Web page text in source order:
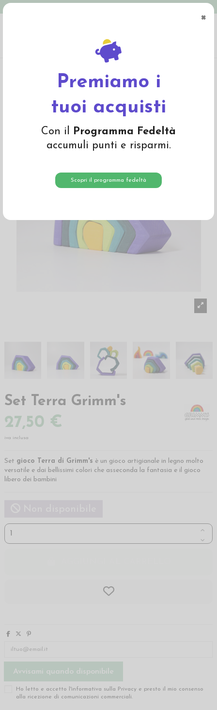
×
Premiamo i
tuoi acquisti
Con il Programma Fedeltà
accumuli punti e risparmi.
Scopri il programma fedeltà
Set Terra Grimm's
27,50 €
iva inclusa
Set gioco Terra di Grimm's è un gioco artigianale in legno molto
versatile e dai bellissimi colori che asseconda la fantasia e il gioco
libero dei bambini
Ho letto e accetto l'informativa sulla Privacy e presto il mio consenso
alla ricezione di comunicazioni commerciali.